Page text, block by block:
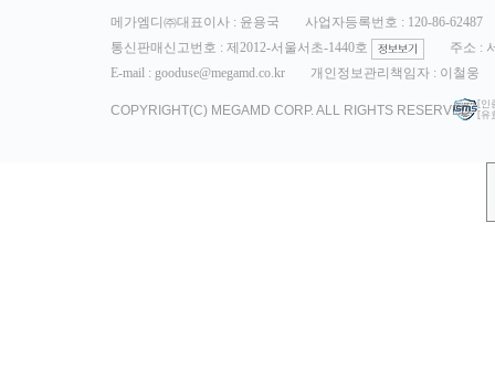
메가엠디㈜대표이사 : 윤용국
사업자등록번호 : 120-86-62487
통신판매신고번호 : 제2012-서울서초-1440호
주소 :
E-mail : gooduse@megamd.co.kr
개인정보관리책임자 : 이철웅
COPYRIGHT(C) MEGAMD CORP. ALL RIGHTS RESERVED. [인
[유